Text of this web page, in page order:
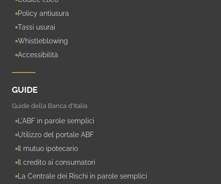
Policy antiusura
Tassi usurai
Whistleblowing
Accessibilità
GUIDE
Guide della Banca d'Italia
L'ABF in parole semplici
Utilizzo del portale ABF
Il mutuo ipotecario
Il credito ai consumatori
La Centrale dei Rischi in parole semplici